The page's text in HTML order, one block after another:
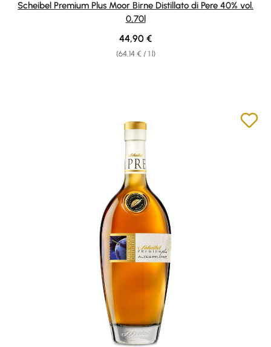
Scheibel Premium Plus Moor Birne Distillato di Pere 40% vol.
0,70l
(64,14 € / 1 l)
Regular price:
44,90 €